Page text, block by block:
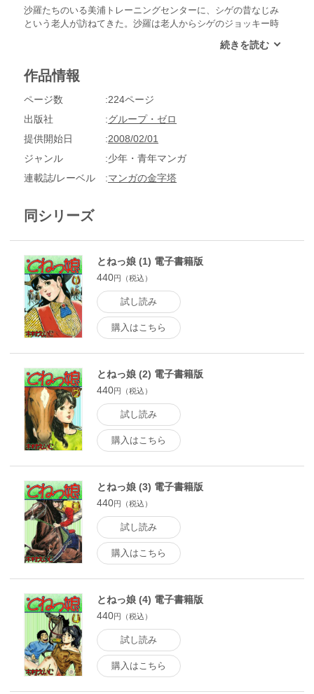
沙羅たちのいる美浦トレーニングセンターに、シゲの昔なじみ
という老人が訪ねてきた。沙羅は老人からシゲのジョッキー時
ような走り方から、ナタシゲと呼ばれていて、現在は轟厩舎で
し、ある事件から二人はほぼ同時期にジョッキーを辞めること
作品情報
ページ数
224ページ
出版社
グループ・ゼロ
提供開始日
2008/02/01
ジャンル
少年・青年マンガ
連載誌/レーベル
マンガの金字塔
同シリーズ
とねっ娘 (1) 電子書籍版
440円（税込）
試し読み
購入はこちら
とねっ娘 (2) 電子書籍版
440円（税込）
試し読み
購入はこちら
とねっ娘 (3) 電子書籍版
440円（税込）
試し読み
購入はこちら
とねっ娘 (4) 電子書籍版
440円（税込）
試し読み
購入はこちら